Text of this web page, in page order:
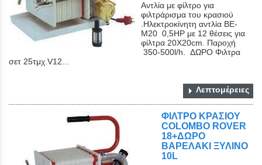
Αντλία με φίλτρο για
φιλτράρισμα του κρασιού
.Ηλεκτροκίνητη αντλία ΒΕ-
Μ20 0,5ΗΡ με 12 θέσεις για
φίλτρα 20Χ20cm. Παροχή
350-500l/h. ΔΩΡΟ Φιλτρα
σετ 25τμχ.V12...
Λεπτομέρειες
ΦΙΛΤΡΟ ΚΡΑΣΙΟΥ
COLOMBO ROVER
18+ΔΩΡΟ
ΒΑΡΕΛΑΚΙ ΞΥΛΙΝΟ
10L